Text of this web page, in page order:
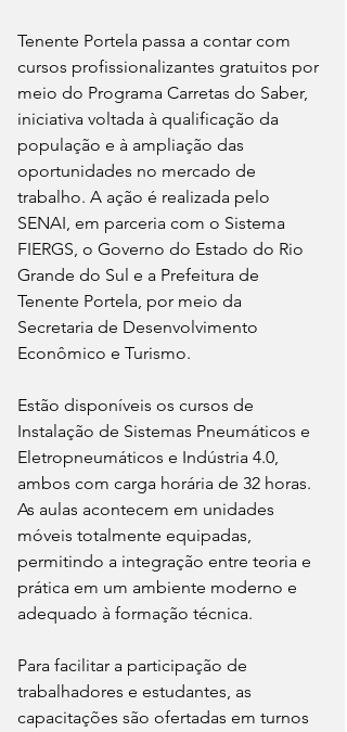
Tenente Portela passa a contar com
cursos profissionalizantes gratuitos por
meio do Programa Carretas do Saber,
iniciativa voltada à qualificação da
população e à ampliação das
oportunidades no mercado de
trabalho. A ação é realizada pelo
SENAI, em parceria com o Sistema
FIERGS, o Governo do Estado do Rio
Grande do Sul e a Prefeitura de
Tenente Portela, por meio da
Secretaria de Desenvolvimento
Econômico e Turismo.
Estão disponíveis os cursos de
Instalação de Sistemas Pneumáticos e
Eletropneumáticos e Indústria 4.0,
ambos com carga horária de 32 horas.
As aulas acontecem em unidades
móveis totalmente equipadas,
permitindo a integração entre teoria e
prática em um ambiente moderno e
adequado à formação técnica.
Para facilitar a participação de
trabalhadores e estudantes, as
capacitações são ofertadas em turnos